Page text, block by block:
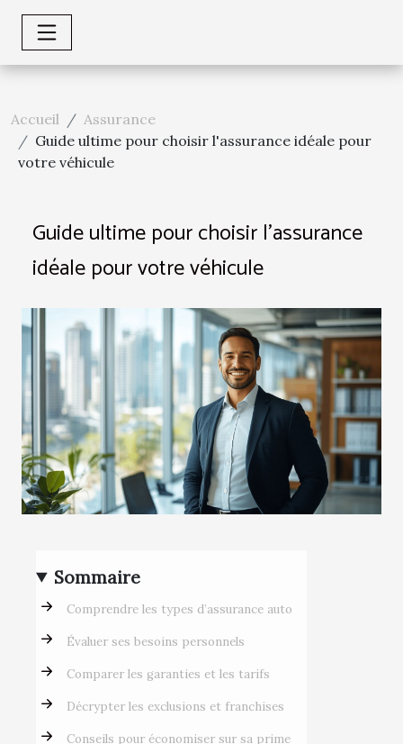
Accueil
Assurance
Guide ultime pour choisir l'assurance idéale pour
votre véhicule
Guide ultime pour choisir l'assurance
idéale pour votre véhicule
Sommaire
Comprendre les types d’assurance auto
Évaluer ses besoins personnels
Comparer les garanties et les tarifs
Décrypter les exclusions et franchises
Conseils pour économiser sur sa prime